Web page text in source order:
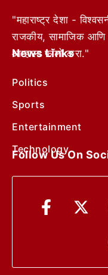
"महाराष्ट्र देशा -
राजकीय, सामाजिक आणि
आम्हाला फॉलो करा."
News Links
Politics
Sports
Entertainment
Technology
Follow Us On